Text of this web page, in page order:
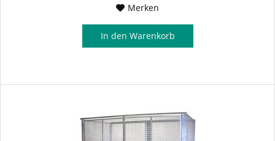
Merken
In den Warenkorb